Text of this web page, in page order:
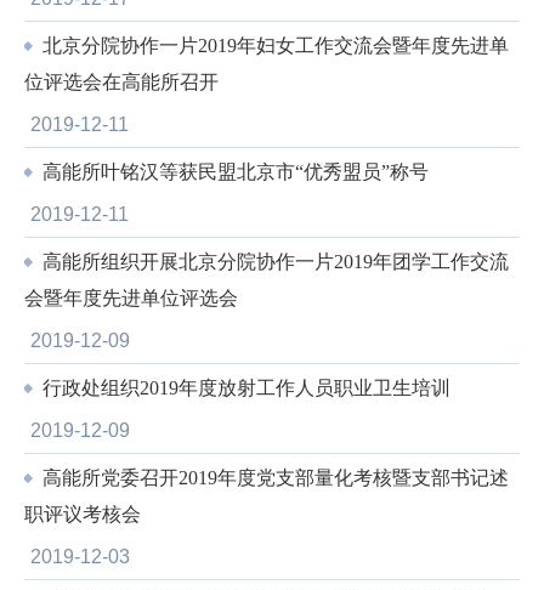
北京分院协作一片2019年妇女工作交流会暨年度先进单
位评选会在高能所召开
2019-12-11
高能所叶铭汉等获民盟北京市“优秀盟员”称号
2019-12-11
高能所组织开展北京分院协作一片2019年团学工作交流
会暨年度先进单位评选会
2019-12-09
行政处组织2019年度放射工作人员职业卫生培训
2019-12-09
高能所党委召开2019年度党支部量化考核暨支部书记述
职评议考核会
2019-12-03